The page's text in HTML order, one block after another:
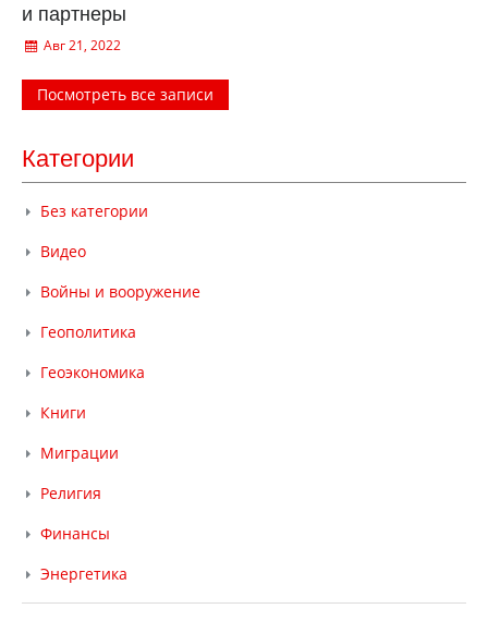
и партнеры
Авг 21, 2022
Посмотреть все записи
Категории
Без категории
Видео
Войны и вооружение
Геополитика
Геоэкономика
Книги
Миграции
Религия
Финансы
Энергетика